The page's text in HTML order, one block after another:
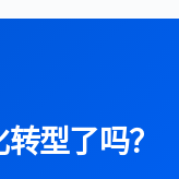
型了吗？